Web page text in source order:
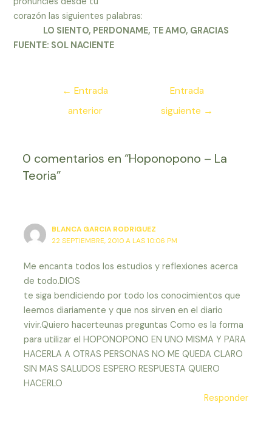
corazón las siguientes palabras:
LO SIENTO, PERDONAME, TE AMO, GRACIAS
FUENTE: SOL NACIENTE
Navegación
entradas
← Entrada
anterior
Entrada
siguiente →
0 comentarios en “Hoponopono – La
Teoria”
BLANCA GARCIA RODRIGUEZ
22 SEPTIEMBRE, 2010 A LAS 10:06 PM
Me encanta todos los estudios y reflexiones acerca
de todo.DIOS
te siga bendiciendo por todo los conocimientos que
leemos diariamente y que nos sirven en el diario
vivir.Quiero hacerteunas preguntas Como es la forma
para utilizar el HOPONOPONO EN UNO MISMA Y PARA
HACERLA A OTRAS PERSONAS NO ME QUEDA CLARO
SIN MAS SALUDOS ESPERO RESPUESTA QUIERO
HACERLO
Responder